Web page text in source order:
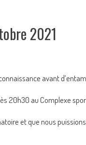
2021
avant
20h30 au Complexe
et que nous